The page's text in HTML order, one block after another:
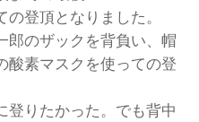
登頂となりました。
郎のザックを背負い、帽
酸素マスクを使っての登
登りたかった。でも背中